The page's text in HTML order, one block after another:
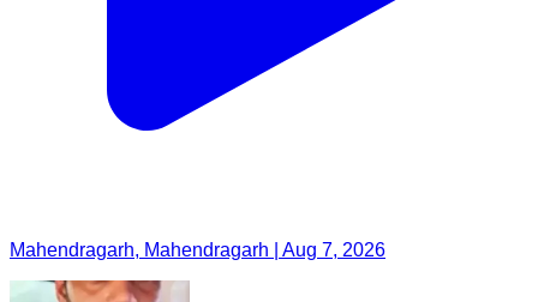
Mahendragarh, Mahendragarh | Aug 7, 2026